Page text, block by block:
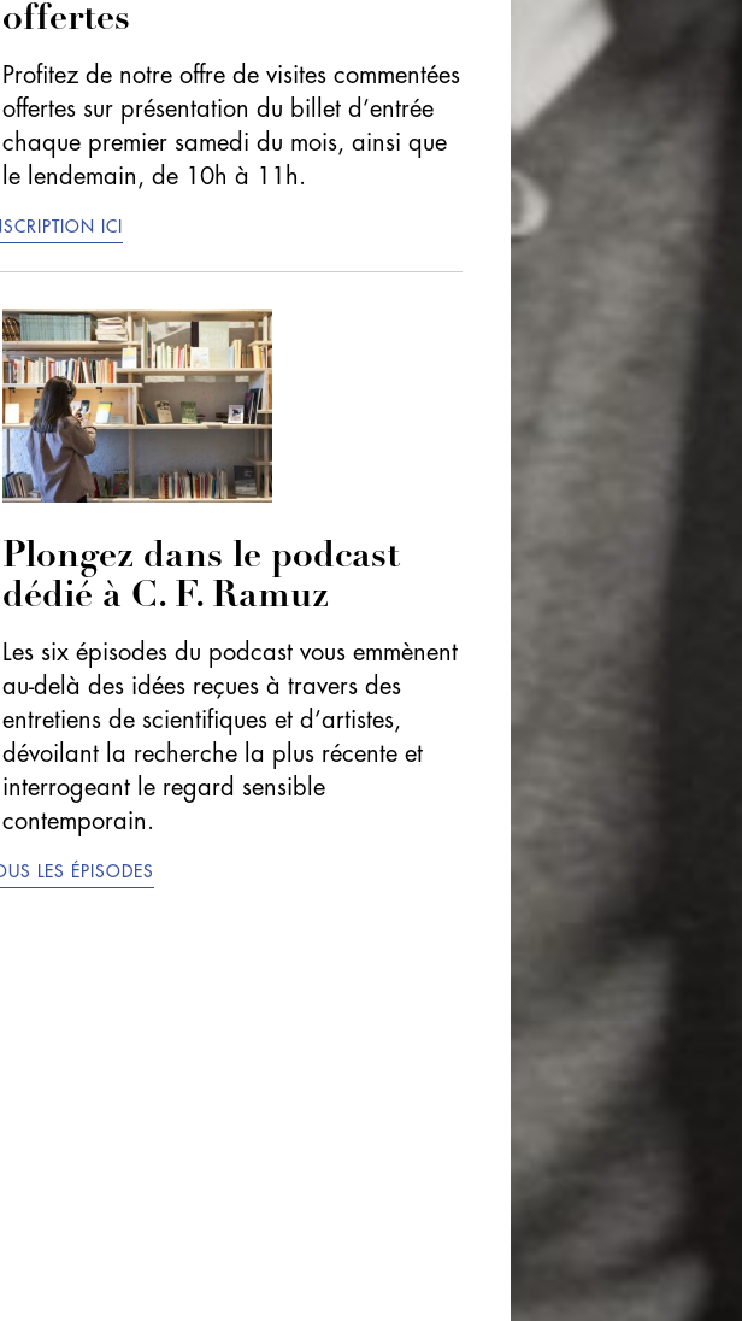
offertes
Profitez de notre offre de visites commentées
offertes sur présentation du billet d’entrée
chaque premier samedi du mois, ainsi que
le lendemain, de 10h à 11h.
ICI
Plongez dans le podcast
dédié à C. F. Ramuz
Les six épisodes du podcast vous emmènent
au-delà des idées reçues à travers des
entretiens de scientifiques et d’artistes,
dévoilant la recherche la plus récente et
interrogeant le regard sensible
contemporain.
LES ÉPISODES